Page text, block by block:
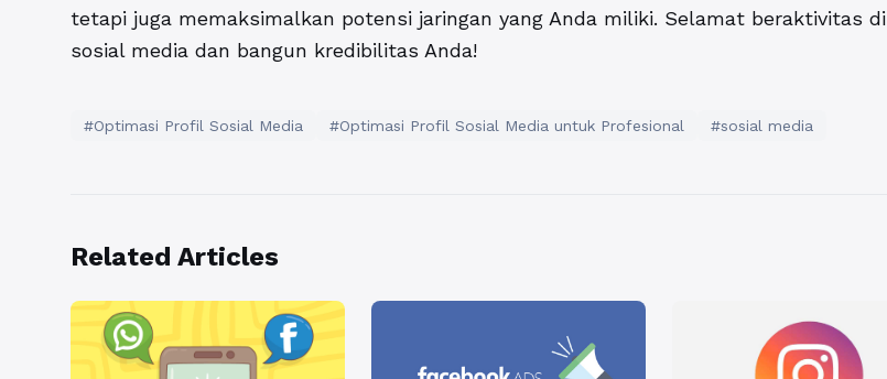
tetapi juga memaksimalkan potensi jaringan yang Anda miliki. Selamat beraktivitas di
sosial media dan bangun kredibilitas Anda!
#Optimasi Profil Sosial Media #Optimasi Profil Sosial Media untuk Profesional #sosial media
Related Articles